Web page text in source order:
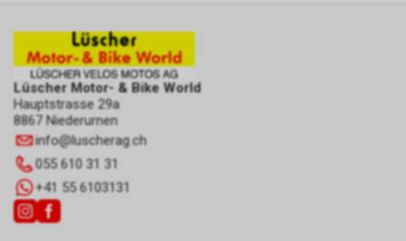
Lüscher Motor- & Bike World
Hauptstrasse 29a
8867 Niederurnen
info@luscherag.ch
055 610 31 31
+41 55 6103131